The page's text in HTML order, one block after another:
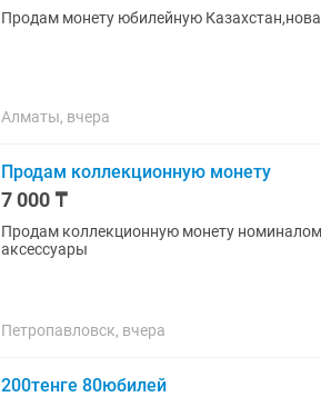
Продам монету юбилейную
Алматы, вчера
Продам коллекционную монету
7 000 ₸
Продам коллекционную монету
аксессуары
Петропавловск, вчера
200тенге 80юбилей